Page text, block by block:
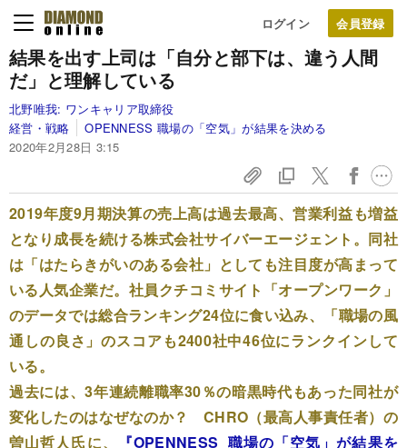
ログイン
結果を出す上司は「自分と部下は、違う人間
だ」と理解している
北野唯我: ワンキャリア取締役
経営・戦略
OPENNESS 職場の「空気」が結果を決める
2020年2月28日 3:15
2019年度9月期決算の売上高は過去最高、営業利益も増益
となり成長を続ける株式会社サイバーエージェント。同社
は「はたらきがいのある会社」としても注目度が高まって
いる人気企業だ。社員クチコミサイト「オープンワーク」
のデータでは総合ランキング24位に食い込み、「職場の風
通しの良さ」のスコアも2400社中46位にランクインして
いる。
過去には、3年連続離職率30％の暗黒時代もあった同社が
変化したのはなぜなのか？ CHRO（最高人事責任者）の
曽山哲人氏に、
『OPENNESS 職場の「空気」が結果を